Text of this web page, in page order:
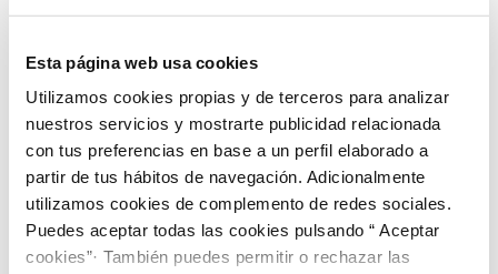
Esta página web usa cookies
Utilizamos cookies propias y de terceros para analizar
nuestros servicios y mostrarte publicidad relacionada
con tus preferencias en base a un perfil elaborado a
partir de tus hábitos de navegación. Adicionalmente
utilizamos cookies de complemento de redes sociales.
Puedes aceptar todas las cookies pulsando “ Aceptar
cookies”· También puedes permitir o rechazar las
14 NOV 2019
Una herramienta pionera para atender
episodios hídricos extremos en los
municipios afectados por la DANA